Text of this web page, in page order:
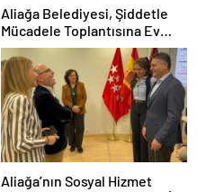
Aliağa Belediyesi, Şiddetle
Mücadele Toplantısına Ev
Sahipliği Yaptı
Aliağa’nın Sosyal Hizmet